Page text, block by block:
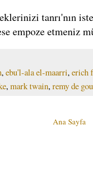
tanrı'nın
empoze etmeniz
,ebu'l-ala el-maarri,erich
,mark twain,remy de
Ana Sayfa